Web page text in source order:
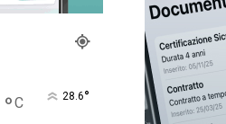
°C 28.6°